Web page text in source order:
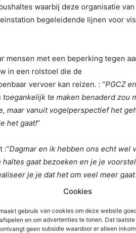
Cookies
gebruik van cookies om deze website
en om advertenties te tonen. Dat
geen subsidie waardoor er alleen
waarbij deze organisatie
begeleidende lijnen voor
mensen met een beperking tegen
in een rolstoel die de
vervoer kan reizen. : “PGCZ
te maken benaderd zou
maar vanuit vogelperspectief het
het gaat!“
:”Dagmar en ik hebben ons echt wel
gaat bezoeken en je je
je je dat het om veel meer gaat
en wensen binnen van
bespreken én de daadwerkelijke
de basis van een inclusieve